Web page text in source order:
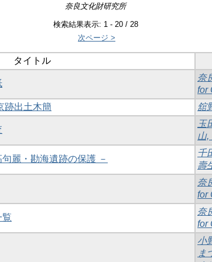
奈良文化財研究所
検索結果表示: 1 - 20 / 28
次ページ >
タイトル
奈
for
跡出土木簡 舘
玉
山,
麗・勘海遺跡の保護 －
千
壽
奈
for
覧
奈
for
小
ま